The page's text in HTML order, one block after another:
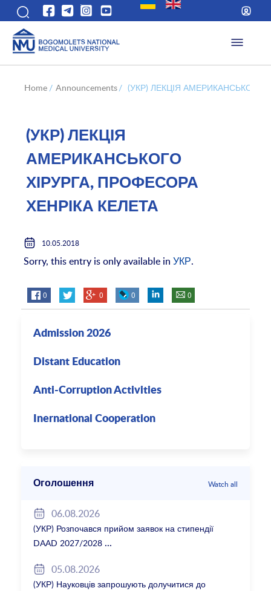
Home / Announcements/ (УКР) ЛЕКЦІЯ АМЕРИКАНСЬКОГО
(УКР) ЛЕКЦІЯ
АМЕРИКАНСЬКОГО
ХІРУРГА, ПРОФЕСОРА
ХЕНРІКА КЕЛЕТА
10.05.2018
Sorry, this entry is only available inУКР.
0 0 0 0
Admission 2026
Distant Education
Anti-Corruption Activities
Inernational Cooperation
Оголошення Watch all
06.08.2026
(УКР) Розпочався прийом заявок на стипендії
DAAD 2027/2028
05.08.2026
(УКР) Науковців запрошують долучитися до